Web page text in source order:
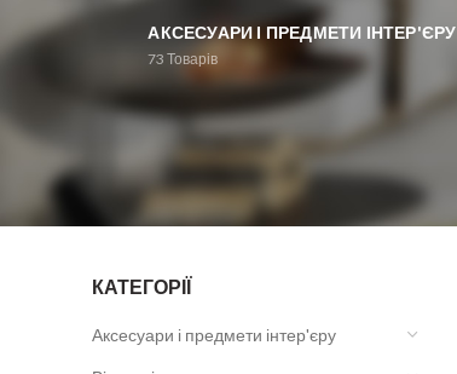
АКСЕСУАРИ І ПРЕДМЕТИ ІНТЕР'ЄРУ
73 Товарів
КАТЕГОРІЇ
Аксесуари і предмети інтер'єру